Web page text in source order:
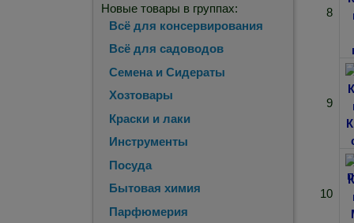
Новые товары в группах:
Всё для консервирования
Всё для садоводов
Семена и Сидераты
Хозтовары
Краски и лаки
Инструменты
Посуда
Бытовая химия
Парфюмерия
8
9
10